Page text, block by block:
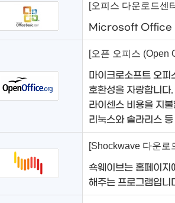
[오피스 다운로드센
Microsoft Office
[오픈 오피스 (Open
마이크로소프트 오피
호환성을 자랑합니다
라이센스 비용을 지
리눅스와 솔라리스
[Shockwave 다운로
쇽웨이브는 홈페이지
해주는 프로그램입니